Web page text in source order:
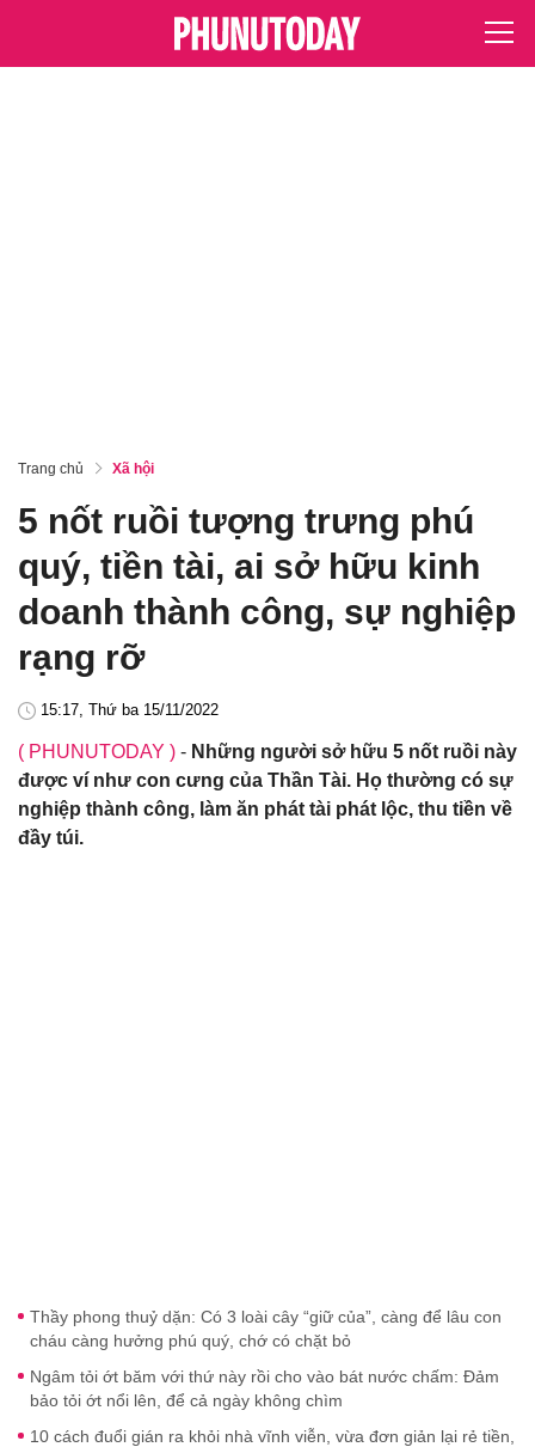
Trang chủ Xã hội
5 nốt ruồi tượng trưng phú
quý, tiền tài, ai sở hữu kinh
doanh thành công, sự nghiệp
rạng rỡ
15:17, Thứ ba 15/11/2022
( PHUNUTODAY ) - Những người sở hữu 5 nốt ruồi này
được ví như con cưng của Thần Tài. Họ thường có sự
nghiệp thành công, làm ăn phát tài phát lộc, thu tiền về
đầy túi.
Thầy phong thuỷ dặn: Có 3 loài cây “giữ của”, càng để lâu con
cháu càng hưởng phú quý, chớ có chặt bỏ
Ngâm tỏi ớt băm với thứ này rồi cho vào bát nước chấm: Đảm
bảo tỏi ớt nổi lên, để cả ngày không chìm
10 cách đuổi gián ra khỏi nhà vĩnh viễn, vừa đơn giản lại rẻ tiền,